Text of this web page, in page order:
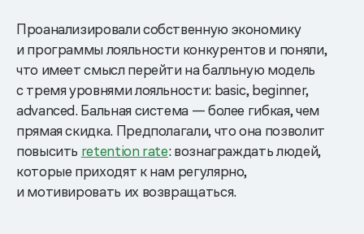
Проанализировали собственную экономику
и программы лояльности конкурентов и поняли,
что имеет смысл перейти на балльную модель
с тремя уровнями лояльности: basic, beginner,
advanced. Бальная система — более гибкая, чем
прямая скидка. Предполагали, что она позволит
повысить retention rate: вознаграждать людей,
которые приходят к нам регулярно,
и мотивировать их возвращаться.